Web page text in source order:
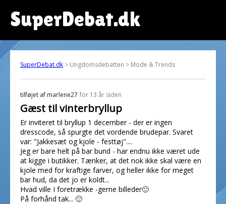
SuperDebat.dk
SuperDebat.dk > Ungdomsdebatten > Mode & Trends
tilføjet af marlene27 for 13 år siden
Gæst til vinterbryllup
Er inviteret til bryllup 1 december - der er ingen
dresscode, så spurgte det vordende brudepar. Svaret
var: "Jakkesæt og kjole - festtøj"....
Jeg er bare helt på bar bund - har endnu ikke været ude
at kigge i butikker. Tænker, at det nok ikke skal være en
kjole med for kraftige farver, og heller ikke for meget
bar hud, da det jo er koldt...
Hvad ville I foretrække -gerne billeder🙂
På forhånd tak... 🙂